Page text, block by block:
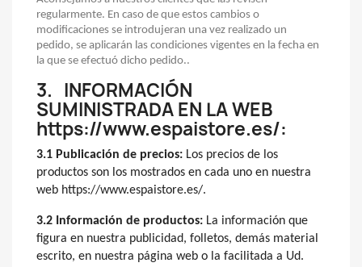
regularmente. En caso de que estos cambios o
modificaciones se introdujeran una vez realizado un
pedido, se aplicarán las condiciones vigentes en la fecha en
la que se efectuó dicho pedido..
3. INFORMACIÓN
SUMINISTRADA EN LA WEB
https://www.espaistore.es/:
3.1 Publicación de precios: Los precios de los
productos son los mostrados en cada uno en nuestra
web https://www.espaistore.es/.
3.2 Información de productos: La información que
figura en nuestra publicidad, folletos, demás material
escrito, en nuestra página web o la facilitada a Ud.